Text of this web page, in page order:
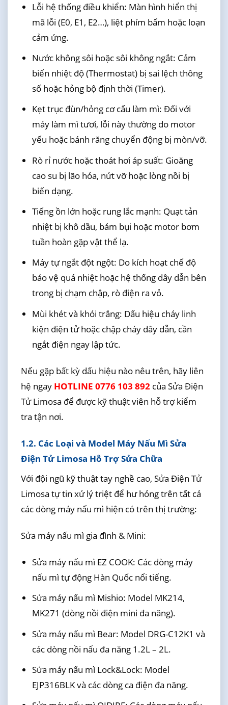
Lỗi hệ thống điều khiển: Màn hình hiển thị
mã lỗi (E0, E1, E2…), liệt phím bấm hoặc loạn
cảm ứng.
Nước không sôi hoặc sôi không ngắt: Cảm
biến nhiệt độ (Thermostat) bị sai lệch thông
số hoặc hỏng bộ định thời (Timer).
Kẹt trục đùn/hỏng cơ cấu làm mì: Đối với
máy làm mì tươi, lỗi này thường do motor
yếu hoặc bánh răng chuyển động bị mòn/vỡ.
Rò rỉ nước hoặc thoát hơi áp suất: Gioăng
cao su bị lão hóa, nứt vỡ hoặc lòng nồi bị
biến dạng.
Tiếng ồn lớn hoặc rung lắc mạnh: Quạt tản
nhiệt bị khô dầu, bám bụi hoặc motor bơm
tuần hoàn gặp vật thể lạ.
Máy tự ngắt đột ngột: Do kích hoạt chế độ
bảo vệ quá nhiệt hoặc hệ thống dây dẫn bên
trong bị chạm chập, rò điện ra vỏ.
Mùi khét và khói trắng: Dấu hiệu cháy linh
kiện điện tử hoặc chập cháy dây dẫn, cần
ngắt điện ngay lập tức.
Nếu gặp bất kỳ dấu hiệu nào nêu trên, hãy liên
hệ ngay HOTLINE 0776 103 892của Sửa Điện
Tử Limosa để được kỹ thuật viên hỗ trợ kiểm
tra tận nơi.
1.2. Các Loại và Model Máy Nấu Mì Sửa
Điện Tử Limosa Hỗ Trợ Sửa Chữa
Với đội ngũ kỹ thuật tay nghề cao, Sửa Điện Tử
Limosa tự tin xử lý triệt để hư hỏng trên tất cả
các dòng máy nấu mì hiện có trên thị trường:
Sửa máy nấu mì gia đình & Mini:
Sửa máy nấu mì EZ COOK: Các dòng máy
nấu mì tự động Hàn Quốc nổi tiếng.
Sửa máy nấu mì Mishio: Model MK214,
MK271 (dòng nồi điện mini đa năng).
Sửa máy nấu mì Bear: Model DRG-C12K1 và
các dòng nồi nấu đa năng 1.2L – 2L.
Sửa máy nấu mì Lock&Lock: Model
EJP316BLK và các dòng ca điện đa năng.